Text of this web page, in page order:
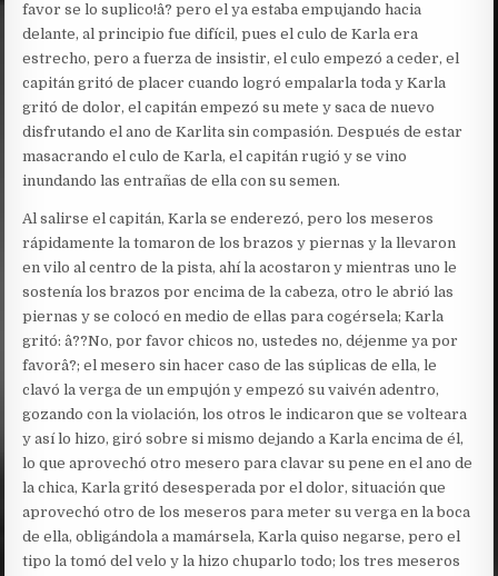
favor se lo suplico!â? pero el ya estaba empujando hacia
delante, al principio fue difícil, pues el culo de Karla era
estrecho, pero a fuerza de insistir, el culo empezó a ceder, el
capitán gritó de placer cuando logró empalarla toda y Karla
gritó de dolor, el capitán empezó su mete y saca de nuevo
disfrutando el ano de Karlita sin compasión. Después de estar
masacrando el culo de Karla, el capitán rugió y se vino
inundando las entrañas de ella con su semen.
Al salirse el capitán, Karla se enderezó, pero los meseros
rápidamente la tomaron de los brazos y piernas y la llevaron
en vilo al centro de la pista, ahí la acostaron y mientras uno le
sostenía los brazos por encima de la cabeza, otro le abrió las
piernas y se colocó en medio de ellas para cogérsela; Karla
gritó: â??No, por favor chicos no, ustedes no, déjenme ya por
favorâ?; el mesero sin hacer caso de las súplicas de ella, le
clavó la verga de un empujón y empezó su vaivén adentro,
gozando con la violación, los otros le indicaron que se volteara
y así lo hizo, giró sobre si mismo dejando a Karla encima de él,
lo que aprovechó otro mesero para clavar su pene en el ano de
la chica, Karla gritó desesperada por el dolor, situación que
aprovechó otro de los meseros para meter su verga en la boca
de ella, obligándola a mamársela, Karla quiso negarse, pero el
tipo la tomó del velo y la hizo chuparlo todo; los tres meseros